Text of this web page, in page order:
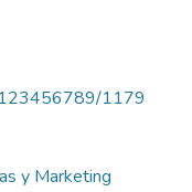
123456789/1179
y Marketing